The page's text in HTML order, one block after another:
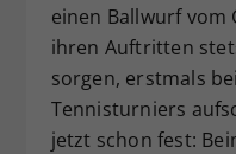
einen Ballwurf vom
ihren Auftritten
sorgen, erstmals
Tennisturniers
jetzt schon fest: